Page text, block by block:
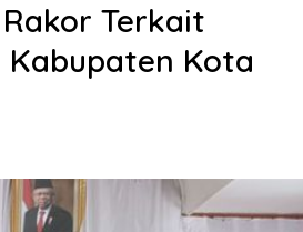
Terkait
Kota